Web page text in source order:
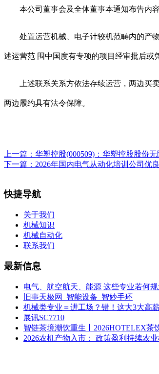
本公司董事会及全体董事本通知布告内容
处置运营机械、电子计较机范畴内的产物
述运营范 围中国度有专项的项目经审批后或
上述联系关系方依法存续运营，两边买卖
两边履约具有法令保障。
上一篇： 华塑控股(000509)：华塑控股股份
下一篇： 2026年国内电气从动化培训公司优
快捷导航
关于我们
机械知识
机械自动化
联系我们
最新信息
电气、航空航天、能源 这些专业若何规
旧事天极网_智能设备_智妙手环
机械类专业＝进工场？错！这大3大高
展讯SC7710
智链茶境潮饮重生丨2026HOTELEX茶
2026农机产物入市： 政策盈利持续农